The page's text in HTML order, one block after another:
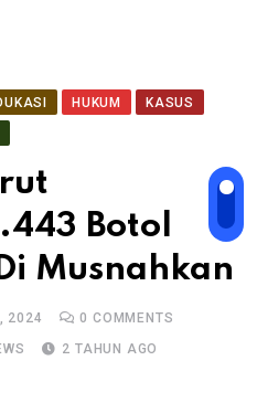
HUKUM
KASUS
Botol
Musnahkan
2024 0 COMMENTS
2 TAHUN AGO